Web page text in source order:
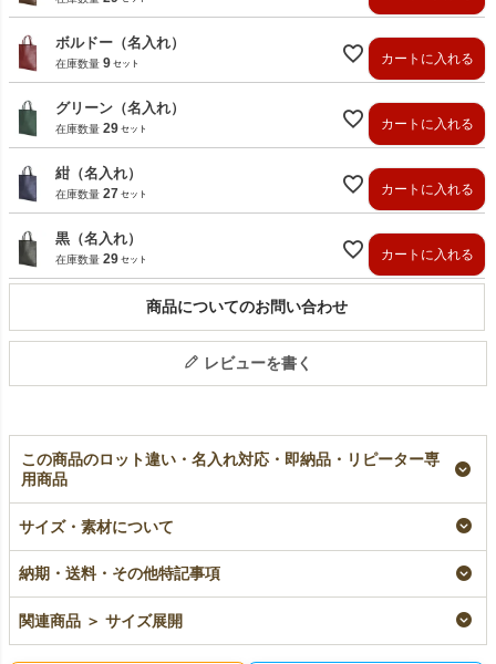
ボルドー（名入れ）
在庫数量 9 カートに入れる
グリーン（名入れ）
在庫数量 29 カートに入れる
紺（名入れ）
在庫数量 27 カートに入れる
黒（名入れ）
在庫数量 29 カートに入れる
商品についてのお問い合わせ
レビューを書く
この商品のロット違い・名入れ対応・即納品・リピーター専
用商品
チ無 A4サイズ｜100
枚入～
即納品｜ラミ
A4サイズ｜10枚入～
¥1,683
織布バッグ マチ無
A4サイズ｜100枚入
サイズ・素材について
納期・送料・その他特記事項
関連商品 ＞ サイズ展開